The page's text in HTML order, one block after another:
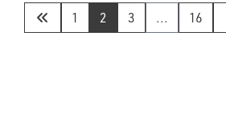
1 2 3 ... 16